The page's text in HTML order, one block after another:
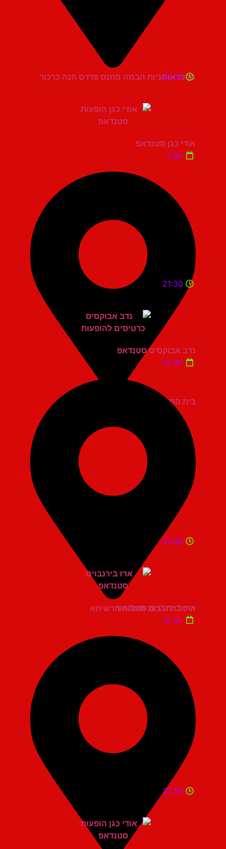
מרכז אומניות הבמה מתנס פרדס חנה כרכור
21:30
אודי כגן סטנדאפ
יום ו'
בית החייל תל אביב
21:30
נדב אבוקסיס סטנדאפ
יום ש'
היכל התרבות מעלות תרשיחא
21:30
ארז בירנבוים סטנדאפ
יום ש'
21:30